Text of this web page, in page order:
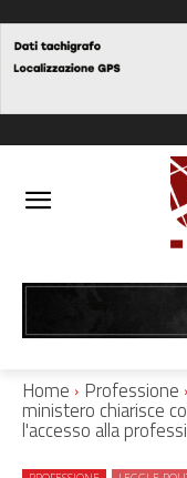
Home Professione
ministero chiarisce
l'accesso alla